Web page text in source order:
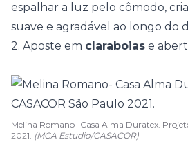
espalhar a luz pelo cômodo,
suave e agradável ao longo do
2. Aposte em claraboias e
Melina Romano- Casa Alma Duratex.
2021. (MCA Estudio/CASACOR)